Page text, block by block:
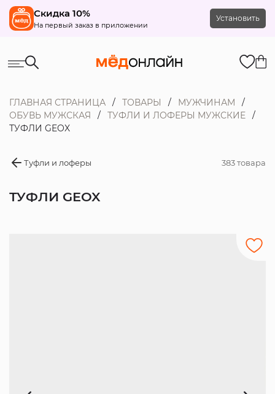
Скидка 10%
На первый заказ в приложении
Установить
ГЛАВНАЯ СТРАНИЦА ТОВАРЫ
МУЖЧИНАМ
ОБУВЬ МУЖСКАЯ
ТУФЛИ И ЛОФЕРЫ МУЖСКИЕ
ТУФЛИ GEOX
Туфли и лоферы 383 товара
ТУФЛИ GEOX